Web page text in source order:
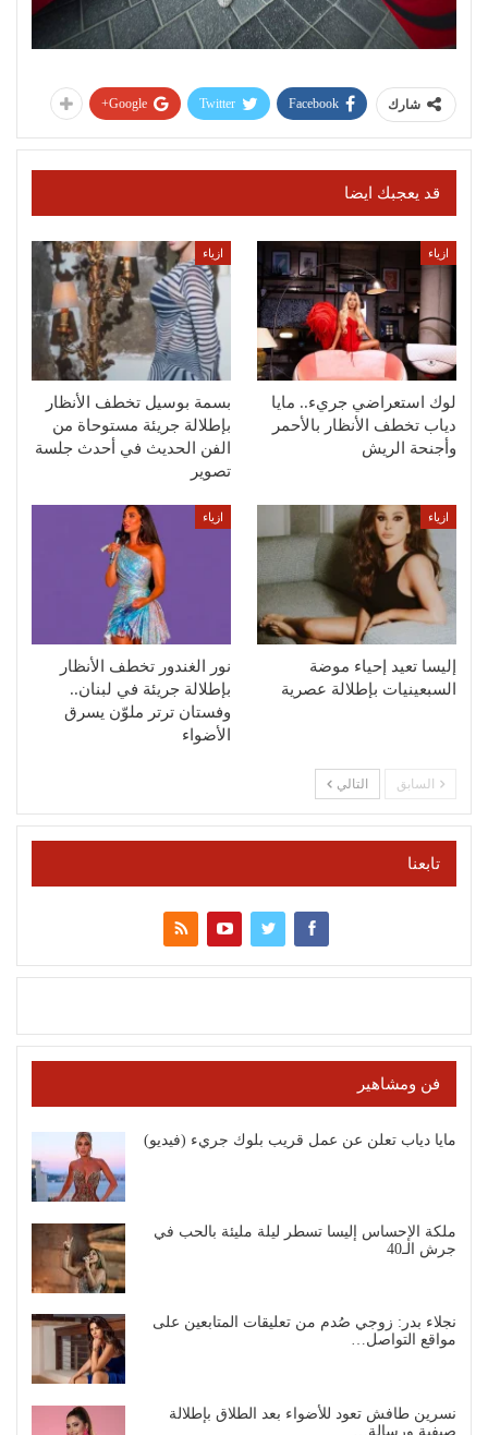
شارك Facebook
Twitter
Google+
قد يعجبك ايضا
ازياء
لوك استعراضي جريء.. مايا
دياب تخطف الأنظار بالأحمر
وأجنحة الريش
ازياء
بسمة بوسيل تخطف الأنظار
بإطلالة جريئة مستوحاة من
الفن الحديث في أحدث جلسة
تصوير
ازياء
إليسا تعيد إحياء موضة
السبعينيات بإطلالة عصرية
ازياء
نور الغندور تخطف الأنظار
بإطلالة جريئة في لبنان..
وفستان ترتر ملوّن يسرق
الأضواء
السابق التالي
تابعنا
فن ومشاهير
مايا دياب تعلن عن عمل قريب بلوك جريء (فيديو)
ملكة الإحساس إليسا تسطر ليلة مليئة بالحب في
جرش الـ40
نجلاء بدر: زوجي صُدم من تعليقات المتابعين على
مواقع التواصل…
نسرين طافش تعود للأضواء بعد الطلاق بإطلالة
صيفية ورسالة…